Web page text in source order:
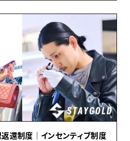
返還制度｜インセンティブ制度